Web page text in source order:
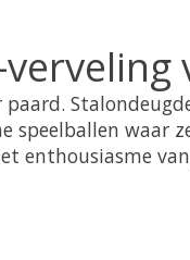
waar
enthousiasme